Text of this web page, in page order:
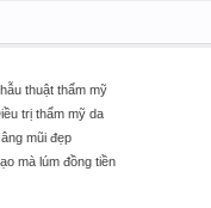
thuật thẩm mỹ
trị thẩm mỹ da
mũi đẹp
mà lúm đồng tiền